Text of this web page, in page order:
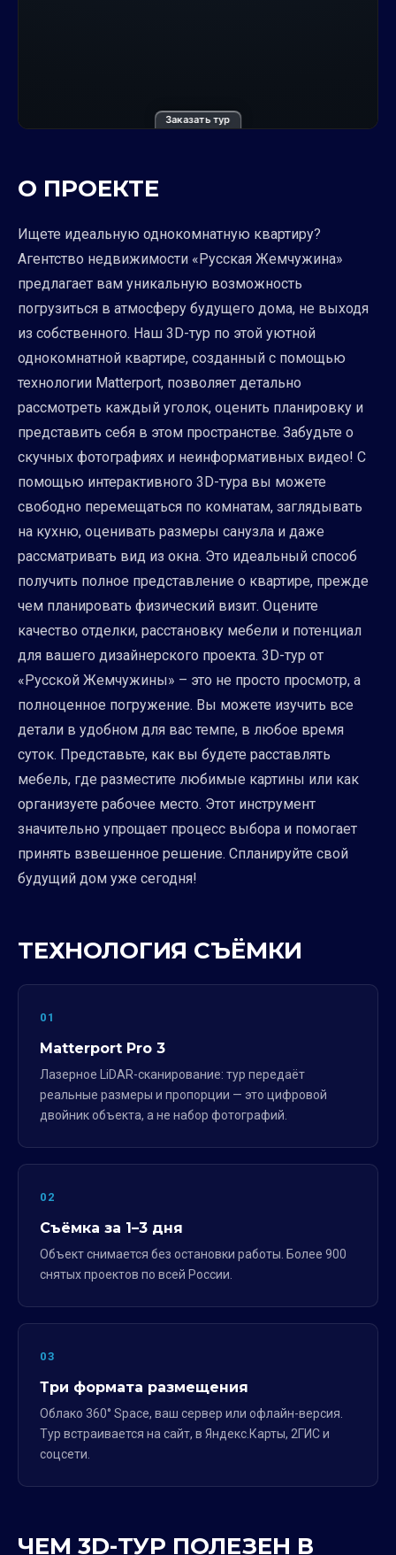
Заказать тур
О ПРОЕКТЕ
Ищете идеальную однокомнатную квартиру?
Агентство недвижимости «Русская Жемчужина»
предлагает вам уникальную возможность
погрузиться в атмосферу будущего дома, не выходя
из собственного. Наш 3D-тур по этой уютной
однокомнатной квартире, созданный с помощью
технологии Matterport, позволяет детально
рассмотреть каждый уголок, оценить планировку и
представить себя в этом пространстве. Забудьте о
скучных фотографиях и неинформативных видео! С
помощью интерактивного 3D-тура вы можете
свободно перемещаться по комнатам, заглядывать
на кухню, оценивать размеры санузла и даже
рассматривать вид из окна. Это идеальный способ
получить полное представление о квартире, прежде
чем планировать физический визит. Оцените
качество отделки, расстановку мебели и потенциал
для вашего дизайнерского проекта. 3D-тур от
«Русской Жемчужины» – это не просто просмотр, а
полноценное погружение. Вы можете изучить все
детали в удобном для вас темпе, в любое время
суток. Представьте, как вы будете расставлять
мебель, где разместите любимые картины или как
организуете рабочее место. Этот инструмент
значительно упрощает процесс выбора и помогает
принять взвешенное решение. Спланируйте свой
будущий дом уже сегодня!
ТЕХНОЛОГИЯ СЪЁМКИ
01
Matterport Pro 3
Лазерное LiDAR-сканирование: тур передаёт
реальные размеры и пропорции — это цифровой
двойник объекта, а не набор фотографий.
02
Съёмка за 1–3 дня
Объект снимается без остановки работы. Более 900
снятых проектов по всей России.
03
Три формата размещения
Облако 360° Space, ваш сервер или офлайн-версия.
Тур встраивается на сайт, в Яндекс.Карты, 2ГИС и
соцсети.
ЧЕМ 3D-ТУР ПОЛЕЗЕН В